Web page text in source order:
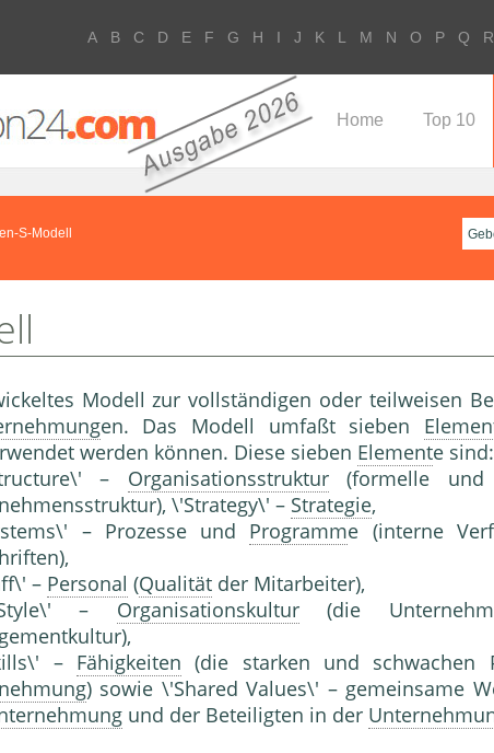
A B C D E F G H I J K L M N O P Q R
Home Top 10
S-Modell
Modell zur vollständigen oder teilweisen
en. Das Modell umfaßt sieben
werden können. Diese sieben Elemente sind:
– Organisationsstruktur(formelle und
\'Strategy\' – Strategie,
– Prozesse und Programme (interne
– Personal (Qualität der Mitarbeiter),
– Organisationskultur(die
– Fähigkeiten (die starken und schwachen
) sowie \'Shared Values\' – gemeinsame
und der Beteiligten in der